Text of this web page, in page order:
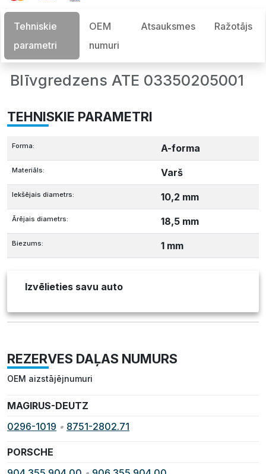
Tehniskie
parametri
OEM
numuri
Atsauksmes Ražotājs
Blīvgredzens ATE 03350205001
TEHNISKIE PARAMETRI
Forma: A-forma
Materiāls: Varš
Iekšējais diametrs: 10,2 mm
Ārējais diametrs: 18,5 mm
Biezums: 1 mm
Izvēlieties savu auto
REZERVES DAĻAS NUMURS
OEM aizstājējnumuri
MAGIRUS-DEUTZ
0296-1019 • 8751-2802.71
PORSCHE